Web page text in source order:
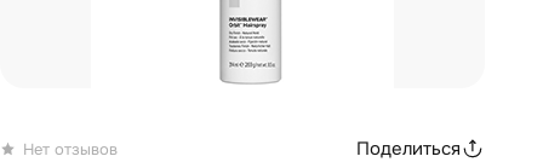
Нет отзывов Поделиться